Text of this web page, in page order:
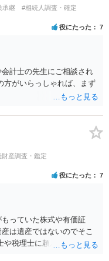
えられます。 ご質問：書
お姉さんが申立書の「申
け方に対して意見があれ
ての理由」のところに、
んと話合いが出来ない／
・お姉さん間の事情やい
ささんから見てそれは違
など書くとよいです。 そ
けど、どのように遺産を
方が良いと思うことは、遺
山盛り込むことだと考えま
方が、裁判所や調停委員
す)。
承継
#相続人調査・確定
役にたった 7
計士の先生にご相談され
方がいらっしゃれば、まず
財産調査・鑑定
役にたった 7
っていた株式や有価証
は遺産ではないのでそこ
や税理士に頼んでも守秘義